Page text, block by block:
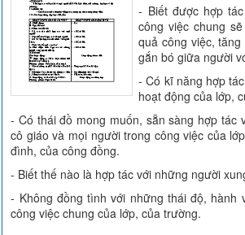
- Biết được hợp
công việc chung
quả công việc,
gắn bó giữa người
- Có kĩ năng hợp
hoạt động của lớp,
- Có thái đồ mong muốn, sẵn sàng hợp tác
cô giáo và mọi người trong công việc của
đình, của công đồng.
- Biết thế nào là hợp tác với những người
- Không đồng tình với những thái độ, hành
công việc chung của lớp, của trường.